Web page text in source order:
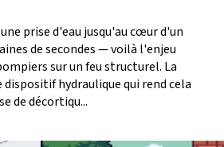
prise d'eau jusqu'au cœur d'un
de secondes — voilà l'enjeu
sur un feu structurel. La
hydraulique qui rend cela
de décortiqu...